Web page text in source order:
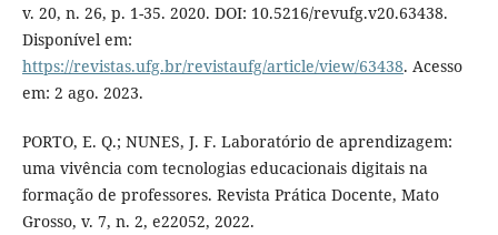
v. 20, n. 26, p. 1-35. 2020. DOI: 10.5216/revufg.v20.63438.
Disponível em:
https://revistas.ufg.br/revistaufg/article/view/63438. Acesso
em: 2 ago. 2023.
PORTO, E. Q.; NUNES, J. F. Laboratório de aprendizagem:
uma vivência com tecnologias educacionais digitais na
formação de professores. Revista Prática Docente, Mato
Grosso, v. 7, n. 2, e22052, 2022.